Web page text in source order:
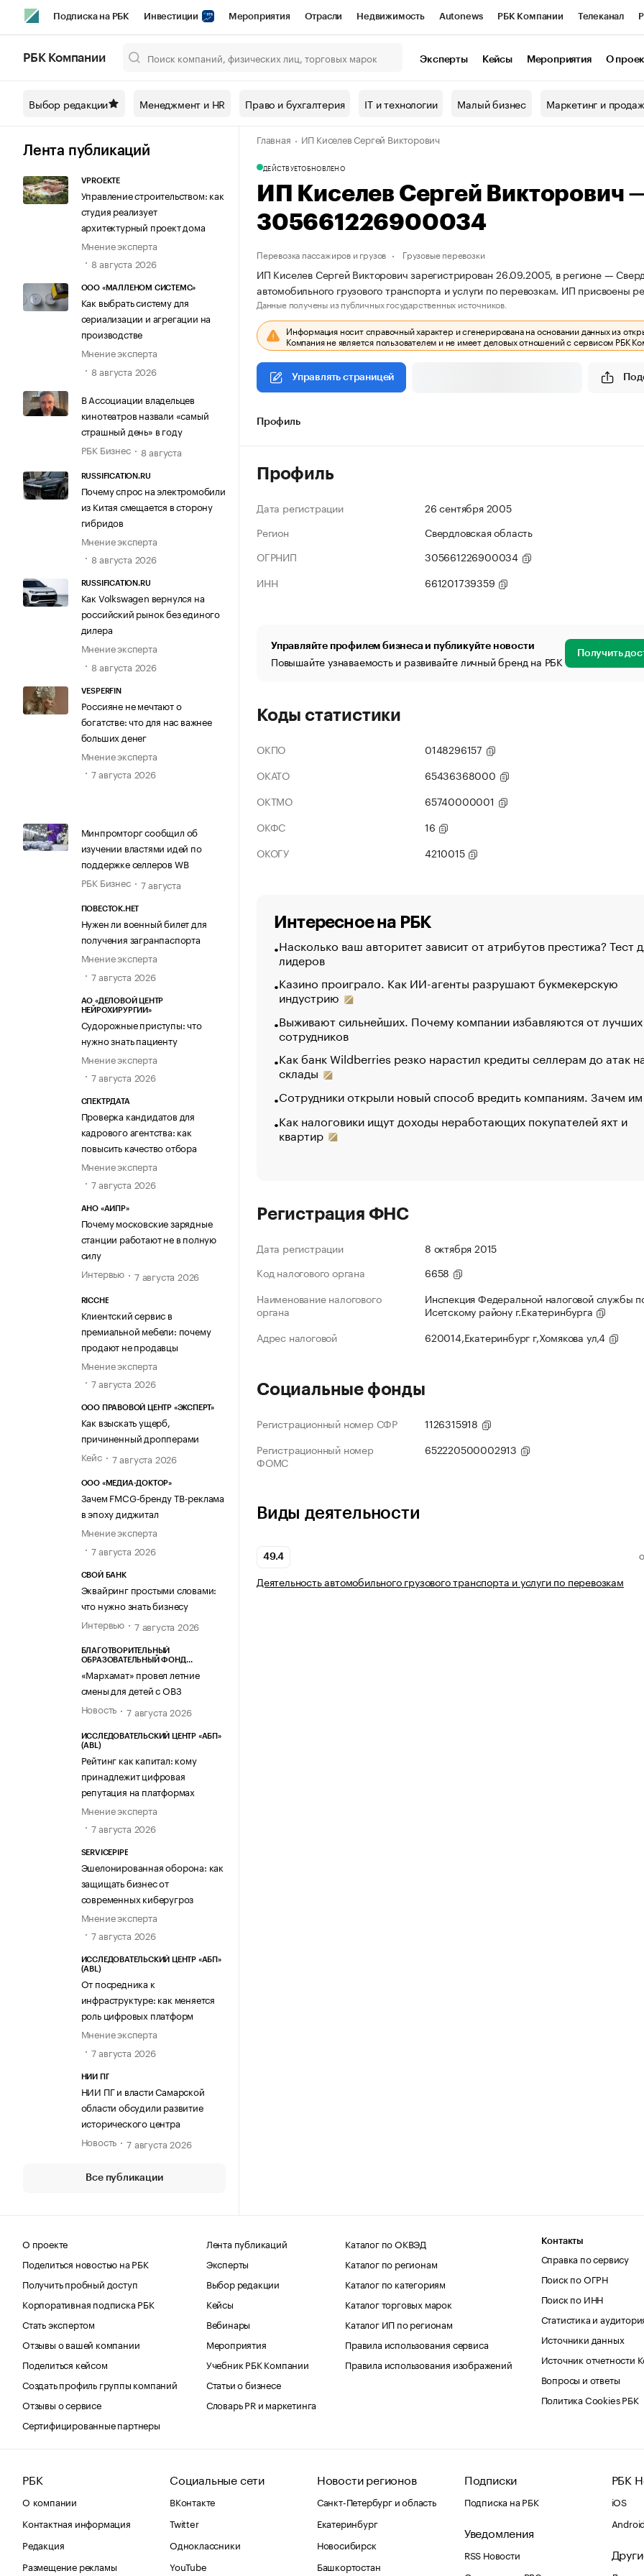
Подписка на РБК Инвестиции Мероприятия Отрасли Недвижимость Autonews РБК Компании Телеканал
Спецпроекты СПб Конференции СПб Спецпроекты Проверка контрагентов
Технологии и медиа Рынок наличной валюты
РБК Компании Эксперты Кейсы Мероприятия О
Выбор редакции Менеджмент и HR Право и бухгалтерия IT и технологии Малый бизнес Маркетинг и
Лента публикаций
VPROEKTE
Управление строительством: как
студия реализует
архитектурный проект дома
Мнение эксперта
8 августа 2026
ООО «МАЛЛЕНОМ СИСТЕМС»
Как выбрать систему для
сериализации и агрегации на
производстве
Мнение эксперта
8 августа 2026
В Ассоциации владельцев
кинотеатров назвали «самый
страшный день» в году
РБК Бизнес
8 августа
RUSSIFICATION.RU
Почему спрос на электромобили
из Китая смещается в сторону
гибридов
Мнение эксперта
8 августа 2026
RUSSIFICATION.RU
Как Volkswagen вернулся на
российский рынок без единого
дилера
Мнение эксперта
8 августа 2026
VESPERFIN
Россияне не мечтают о
богатстве: что для нас важнее
больших денег
Мнение эксперта
7 августа 2026
Минпромторг сообщил об
изучении властями идей по
поддержке селлеров WB
РБК Бизнес
7 августа
ПОВЕСТОК.НЕТ
Нужен ли военный билет для
получения загранпаспорта
Мнение эксперта
7 августа 2026
АО «ДЕЛОВОЙ ЦЕНТР
НЕЙРОХИРУРГИИ»
Судорожные приступы: что
нужно знать пациенту
Мнение эксперта
7 августа 2026
СПЕКТРДАТА
Проверка кандидатов для
кадрового агентства: как
повысить качество отбора
Мнение эксперта
7 августа 2026
АНО «АИПР»
Почему московские зарядные
станции работают не в полную
силу
Интервью
7 августа 2026
RICCHE
Клиентский сервис в
премиальной мебели: почему
продают не продавцы
Мнение эксперта
7 августа 2026
ООО ПРАВОВОЙ ЦЕНТР «ЭКСПЕРТ»
Как взыскать ущерб,
причиненный дропперами
Кейс
7 августа 2026
ООО «МЕДИА-ДОКТОР»
Зачем FMCG-бренду ТВ-реклама
в эпоху диджитал
Мнение эксперта
7 августа 2026
СВОЙ БАНК
Эквайринг простыми словами:
что нужно знать бизнесу
Интервью
7 августа 2026
БЛАГОТВОРИТЕЛЬНЫЙ
ОБРАЗОВАТЕЛЬНЫЙ ФОНД
«Мархамат» провел летние
смены для детей с ОВЗ
Новость
7 августа 2026
ИССЛЕДОВАТЕЛЬСКИЙ ЦЕНТР «АБП»
(ABL)
Рейтинг как капитал: кому
принадлежит цифровая
репутация на платформах
Мнение эксперта
7 августа 2026
SERVICEPIPE
Эшелонированная оборона: как
защищать бизнес от
современных киберугроз
Мнение эксперта
7 августа 2026
ИССЛЕДОВАТЕЛЬСКИЙ ЦЕНТР «АБП»
(ABL)
От посредника к
инфраструктуре: как меняется
роль цифровых платформ
Мнение эксперта
7 августа 2026
НИИ ПГ
НИИ ПГ и власти Самарской
области обсудили развитие
исторического центра
Новость
7 августа 2026
Все публикации
Главная ИП Киселев Сергей Викторович
ДЕЙСТВУЕТОБНОВЛЕНО
ИП Киселев Сергей
305661226900034
Перевозка пассажиров и грузов Грузовые перевозки
ИП Киселев Сергей Викторович зарегистрирован 26.09.2005, в регионе —
автомобильного грузового транспорта и услуги по перевозкам. ИП
Данные получены из публичных государственных источников.
Информация носит справочный характер и сгенерирована на основании данных из
Компания не является пользователем и не имеет деловых отношений с сервисом РБК
Управлять страницей
Профиль
Профиль
Дата регистрации
26 сентября 2005
Регион
Свердловская область
ОГРНИП
305661226900034
ИНН
661201739359
Управляйте профилем бизнеса и публикуйте новости
Повышайте узнаваемость и развивайте личный бренд на РБК Получить
Коды статистики
ОКПО
0148296157
ОКАТО
65436368000
ОКТМО
65740000001
ОКФС
16
ОКОГУ
4210015
Интересное на РБК
Насколько ваш авторитет зависит от атрибутов престижа? Тест
лидеров
Казино проиграло. Как ИИ-агенты разрушают букмекерскую
индустрию
Выживают сильнейших. Почему компании избавляются от лучших
сотрудников
Как банк Wildberries резко нарастил кредиты селлерам до атак
склады
Сотрудники открыли новый способ вредить компаниям. Зачем
Как налоговики ищут доходы неработающих покупателей яхт и
квартир
Регистрация ФНС
Дата регистрации
8 октября 2015
Код налогового органа
6658
Наименование налогового
органа
Инспекция Федеральной налоговой службы
Исетскому району г.Екатеринбурга
Адрес налоговой
620014,Екатеринбург г,Хомякова ул,4
Социальные фонды
Регистрационный номер СФР
1126315918
Регистрационный номер
ФОМС
652220500002913
Виды деятельности
49.4
Деятельность автомобильного грузового транспорта и услуги по перевозкам
О проекте
Поделиться новостью на РБК
Получить пробный доступ
Корпоративная подписка РБК
Стать экспертом
Отзывы о вашей компании
Поделиться кейсом
Создать профиль группы компаний
Отзывы о сервисе
Сертифицированные партнеры
Лента публикаций
Эксперты
Выбор редакции
Кейсы
Вебинары
Мероприятия
Учебник РБК Компании
Статьи о бизнесе
Словарь PR и маркетинга
Каталог по ОКВЭД
Каталог по регионам
Каталог по категориям
Каталог торговых марок
Каталог ИП по регионам
Правила использования сервиса
Правила использования изображений
Контакты
Справка по сервису
Поиск по ОГРН
Поиск по ИНН
Статистика и
Источники данных
Источник отчетности
Вопросы и ответы
Политика Cookies РБК
РБК
О компании
Контактная информация
Редакция
Размещение рекламы
Социальные сети
ВКонтакте
Twitter
Одноклассники
YouTube
Новости регионов
Санкт-Петербург и область
Екатеринбург
Новосибирск
Башкортостан
Подписки
Подписка на РБК
Уведомления
RSS Новости
РБК
iOS